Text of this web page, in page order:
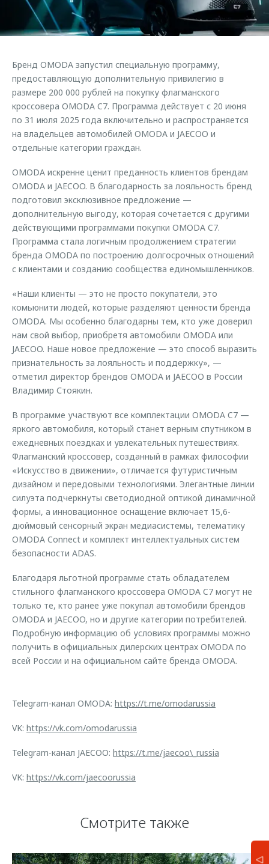
Страхование
Кредитный калькулятор
Одежда и сувениры
Оригинальные аксессуары
Запчасти
Трейд-ин
Клиентская поддержка
O&J Автоклуб
Приложение O&J
Аксессуары
Одежда и сувениры
Оригинальные аксессуары
Обратная связь
Бренд OMODA запустил специальную программу,
предоставляющую дополнительную привилегию в
размере 200 000 рублей на покупку флагманского
кроссовера OMODA C7. Программа действует с 20 июня
по 31 июля 2025 года включительно и распространяется
на владельцев автомобилей OMODA и JAECOO и
отдельные категории граждан.
OMODA искренне ценит преданность клиентов брендам
OMODA и JAECOO. В благодарность за лояльность бренд
подготовил эксклюзивное предложение —
дополнительную выгоду, которая сочетается с другими
действующими программами покупки OMODA C7.
Программа стала логичным продолжением стратегии
бренда OMODA по построению долгосрочных отношений
с клиентами и созданию сообщества единомышленников.
«Наши клиенты — это не просто покупатели, это
комьюнити людей, которые разделяют ценности бренда
OMODA. Мы особенно благодарны тем, кто уже доверил
нам свой выбор, приобретя автомобили OMODA или
JAECOO. Наше новое предложение — это способ выразить
признательность за лояльность и поддержку», —
отметил директор брендов OMODA и JAECOO в России
Владимир Стоякин.
В программе участвуют все комплектации OMODA C7 —
яркого автомобиля, который станет верным спутником в
ежедневных поездках и увлекательных путешествиях.
Флагманский кроссовер, созданный в рамках философии
«Искусство в движении», отличается футуристичным
дизайном и передовыми технологиями. Элегантные линии
силуэта подчеркнуты светодиодной оптикой динамичной
формы, а инновационное оснащение включает 15,6-
дюймовый сенсорный экран медиасистемы, телематику
OMODA Connect и комплект интеллектуальных систем
безопасности ADAS.
Благодаря льготной программе стать обладателем
стильного флагманского кроссовера OMODA C7 могут не
только те, кто ранее уже покупал автомобили брендов
OMODA и JAECOO, но и другие категории потребителей.
Подробную информацию об условиях программы можно
получить в официальных дилерских центрах OMODA по
всей России и на официальном сайте бренда OMODA.
Telegram-канал OMODA: https://t.me/omodarussia
VK: https://vk.com/omodarussia
Telegram-канал JAECOO: https://t.me/jaecoo\_russia
VK: https://vk.com/jaecoorussia
Смотрите также